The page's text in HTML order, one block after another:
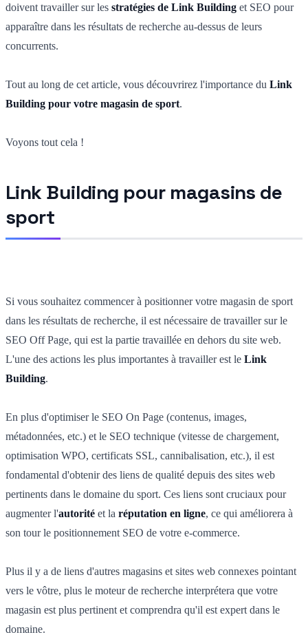
doivent travailler sur les stratégies de Link Building et SEO pour
apparaître dans les résultats de recherche au-dessus de leurs
concurrents.
Tout au long de cet article, vous découvrirez l'importance du Link
Building pour votre magasin de sport.
Voyons tout cela !
Link Building pour magasins de
sport
Si vous souhaitez commencer à positionner votre magasin de sport
dans les résultats de recherche, il est nécessaire de travailler sur le
SEO Off Page, qui est la partie travaillée en dehors du site web.
L'une des actions les plus importantes à travailler est le Link
Building.
En plus d'optimiser le SEO On Page (contenus, images,
métadonnées, etc.) et le SEO technique (vitesse de chargement,
optimisation WPO, certificats SSL, cannibalisation, etc.), il est
fondamental d'obtenir des liens de qualité depuis des sites web
pertinents dans le domaine du sport. Ces liens sont cruciaux pour
augmenter l'autorité et la réputation en ligne, ce qui améliorera à
son tour le positionnement SEO de votre e-commerce.
Plus il y a de liens d'autres magasins et sites web connexes pointant
vers le vôtre, plus le moteur de recherche interprétera que votre
magasin est plus pertinent et comprendra qu'il est expert dans le
domaine.